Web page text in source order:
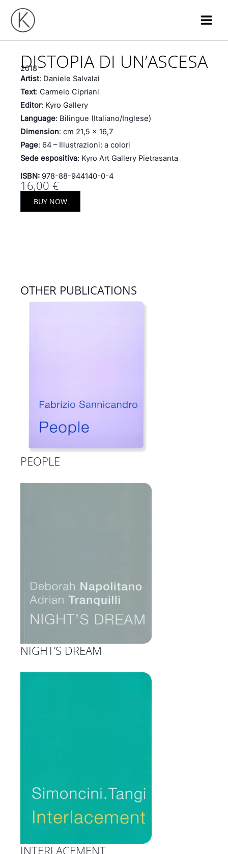
content
DISTOPIA DI UN’ASCESA
2018
Artist: Daniele Salvalai
Text: Carmelo Cipriani
Editor: Kyro Gallery
Language: Bilingue (Italiano/Inglese)
Dimension: cm 21,5 x 16,7
Page: 64 – Illustrazioni: a colori
Sede espositiva: Kyro Art Gallery Pietrasanta
ISBN: 978-88-944140-0-4
16,00 €
BUY NOW
OTHER PUBLICATIONS
PEOPLE
NIGHT’S DREAM
INTERLACEMENT